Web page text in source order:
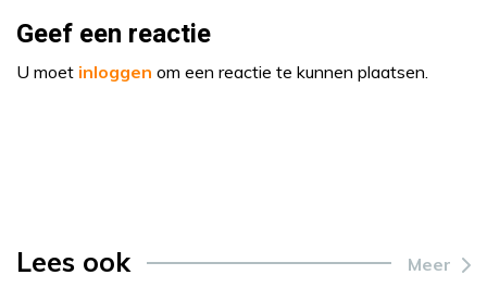
Geef een reactie
U moet inloggen om een reactie te kunnen plaatsen.
Lees ook Meer